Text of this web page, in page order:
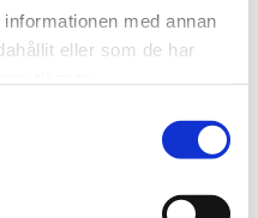
med annan
eller som de har
Lagervara